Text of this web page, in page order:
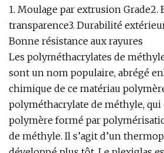
1. Moulage par extrusion Grade2.
transparence3. Durabilité
Bonne résistance aux rayures
Les polyméthacrylates de
sont un nom populaire, abrégé en
chimique de ce matériau
polyméthacrylate de méthyle, qui
polymère formé par
de méthyle. Il s’agit d’un